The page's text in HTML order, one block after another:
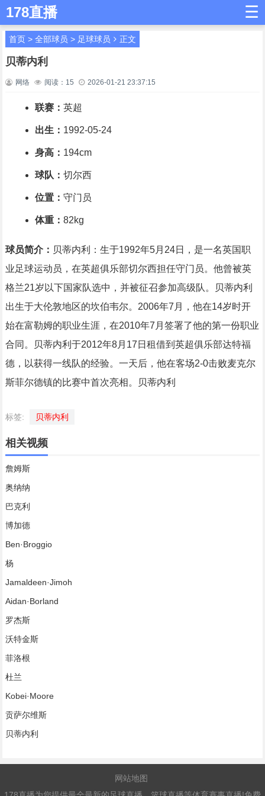
178直播 ☰
首页> 全部球员 > 足球球员 正文
贝蒂内利
网络 阅读： 15 2026-01-21 23:37:15
联赛： 英超
出生： 1992-05-24
身高： 194cm
球队： 切尔西
位置： 守门员
体重： 82kg
球员简介： 贝蒂内利：生于1992年5月24日，是一名英国职
业足球运动员，在英超俱乐部切尔西担任守门员。他曾被英
格兰21岁以下国家队选中，并被征召参加高级队。贝蒂内利
出生于大伦敦地区的坎伯韦尔。2006年7月，他在14岁时开
始在富勒姆的职业生涯，在2010年7月签署了他的第一份职业
合同。贝蒂内利于2012年8月17日租借到英超俱乐部达特福
德，以获得一线队的经验。一天后，他在客场2-0击败麦克尔
斯菲尔德镇的比赛中首次亮相。贝蒂内利
标签: 贝蒂内利
相关视频
詹姆斯
奥纳纳
巴克利
博加德
Ben·Broggio
杨
Jamaldeen·Jimoh
Aidan·Borland
罗杰斯
沃特金斯
菲洛根
杜兰
Kobei·Moore
贡萨尔维斯
贝蒂内利
网站地图